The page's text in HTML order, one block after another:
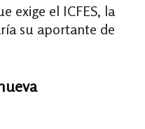
exige el ICFES, la
su aportante de